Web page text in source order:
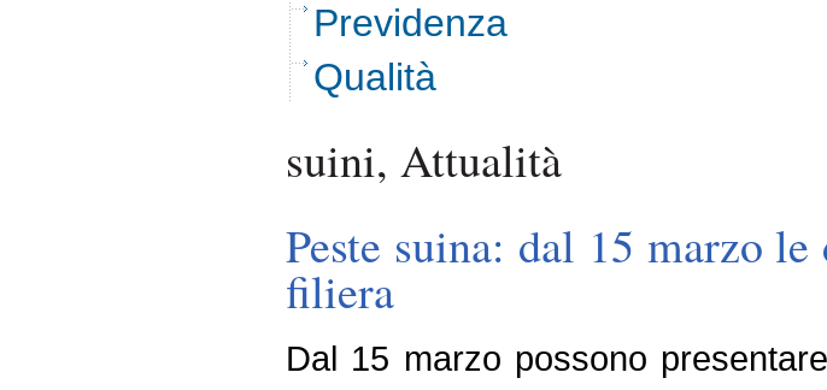
Previdenza
Qualità
suini, Attualità
Peste suina: dal 15 marzo
filiera
Dal 15 marzo possono